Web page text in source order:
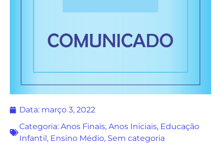
Data: março 3, 2022
Categoria: Anos Finais, Anos Iniciais, Educação
Infantil, Ensino Médio, Sem categoria